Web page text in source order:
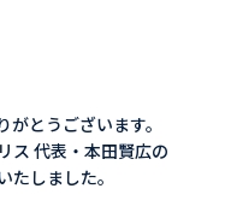
とうございます。
ス 代表・本田賢広の
たしました。